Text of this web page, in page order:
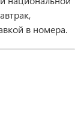
в номера.